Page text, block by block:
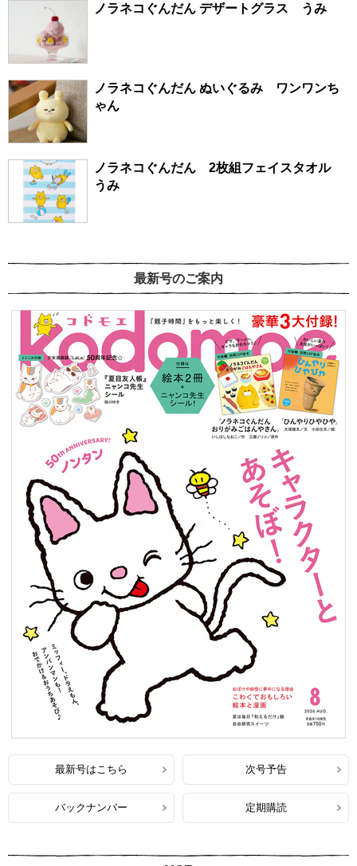
ノラネコぐんだん デザートグラス うみ
ノラネコぐんだん ぬいぐるみ ワンワンち
ゃん
ノラネコぐんだん 2枚組フェイスタオル
うみ
最新号のご案内
最新号はこちら 次号予告
バックナンバー 定期購読